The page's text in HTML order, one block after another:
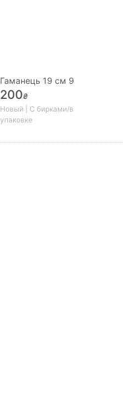
Гаманець 19 см 9
200₴
Новый | С бирками/в
упаковке